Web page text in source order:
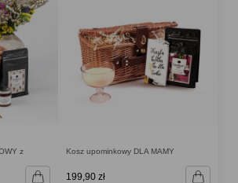
rodzaju ozdoby. Możliwości jest naprawdę wiele i
nimi zainteresować, by sprawić komuś fantastyczny
z
Kosz upominkowy DLA MAMY
199,90 zł